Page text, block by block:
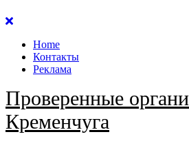
Перейти
содержанию
Home
Контакты
Реклама
Проверенные
Кременчуга